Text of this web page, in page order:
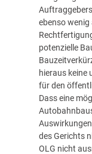
ebenso
potenzielle
hieraus keine
für den
Dass eine
des Gerichts
OLG nicht